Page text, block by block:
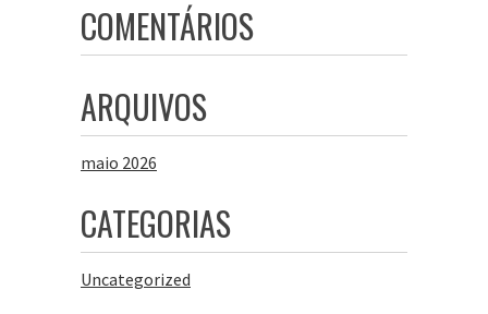
COMENTÁRIOS
ARQUIVOS
maio 2026
CATEGORIAS
Uncategorized